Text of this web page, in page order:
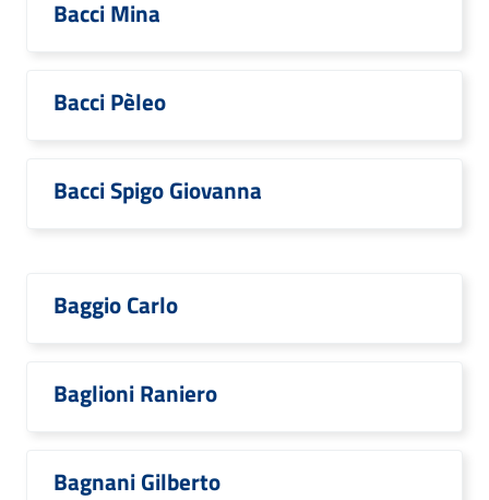
Bacci Mina
Bacci Pèleo
Bacci Spigo Giovanna
Baggio Carlo
Baglioni Raniero
Bagnani Gilberto